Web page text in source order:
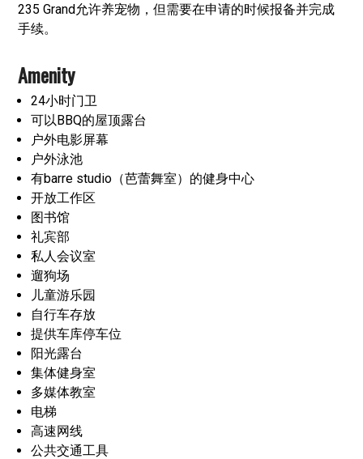
235 Grand允许养宠物，但需要在申请的时候报备并完成
手续。
Amenity
24小时门卫
可以BBQ的屋顶露台
户外电影屏幕
户外泳池
有barre studio（芭蕾舞室）的健身中心
开放工作区
图书馆
礼宾部
私人会议室
遛狗场
儿童游乐园
自行车存放
提供车库停车位
阳光露台
集体健身室
多媒体教室
电梯
高速网线
公共交通工具